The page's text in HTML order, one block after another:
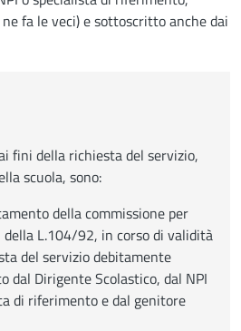
fa le veci) e sottoscritto anche dai
fini della richiesta del servizio,
scuola, sono:
della commissione per
della L.104/92, in corso di validità
del servizio debitamente
dal Dirigente Scolastico, dal NPI
di riferimento e dal genitore